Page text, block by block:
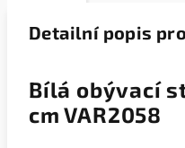
Detailní popis
Bílá obývací
cm VAR2058